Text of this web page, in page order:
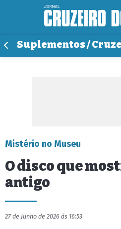
Suplementos /
Mistério no Museu
O disco que
antigo
27 de Junho de 2026 às 16:53